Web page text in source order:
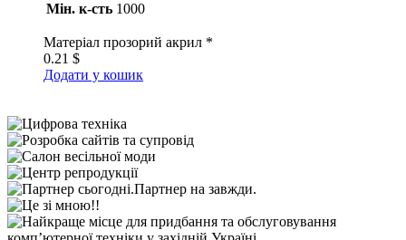
Мін. к-сть 1000
Матеріал прозорий акрил *
0.21 $
Додати у кошик